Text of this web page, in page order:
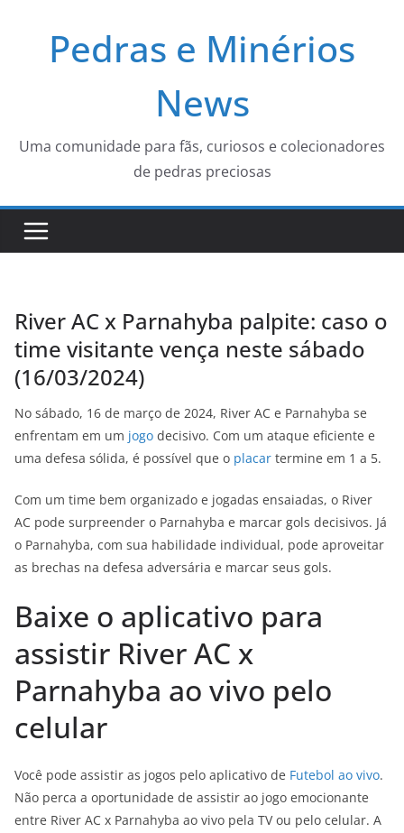
Pedras e Minérios
News
Uma comunidade para fãs, curiosos e colecionadores
de pedras preciosas
River AC x Parnahyba palpite: caso o
time visitante vença neste sábado
(16/03/2024)
No sábado, 16 de março de 2024, River AC e Parnahyba se
enfrentam em um jogo decisivo. Com um ataque eficiente e
uma defesa sólida, é possível que o placar termine em 1 a 5.
Com um time bem organizado e jogadas ensaiadas, o River
AC pode surpreender o Parnahyba e marcar gols decisivos. Já
o Parnahyba, com sua habilidade individual, pode aproveitar
as brechas na defesa adversária e marcar seus gols.
Baixe o aplicativo para
assistir River AC x
Parnahyba ao vivo pelo
celular
Você pode assistir as jogos pelo aplicativo de Futebol ao vivo.
Não perca a oportunidade de assistir ao jogo emocionante
entre River AC x Parnahyba ao vivo pela TV ou pelo celular. A